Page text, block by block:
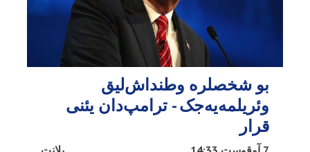
بو شخصلره وطنداش‌لیق
وئریلمه‌یه‌جک - ترامپ‌دان یئنی
قرار